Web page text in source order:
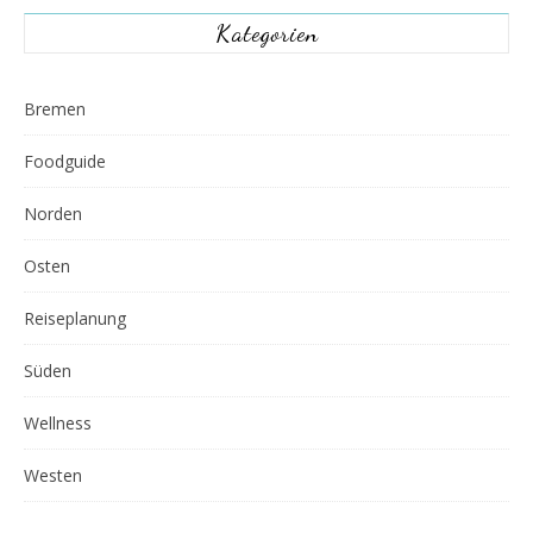
Kategorien
Bremen
Foodguide
Norden
Osten
Reiseplanung
Süden
Wellness
Westen